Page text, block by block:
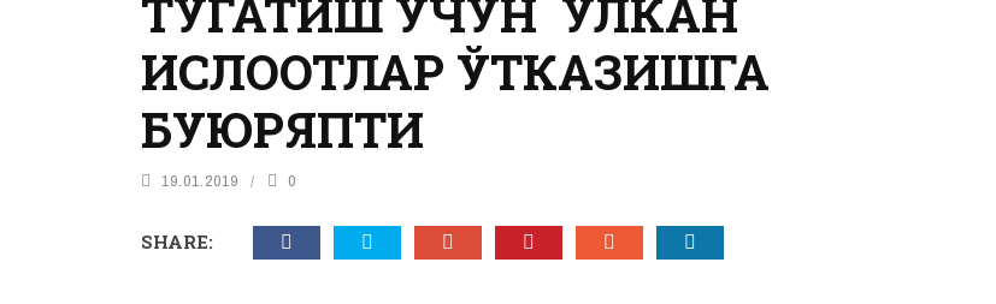
ТУГАТИШ УЧУН УЛКАН
ИСЛОҲОТЛАР ЎТКАЗИШГА
БУЮРЯПТИ
19.01.2019 0
SHARE: